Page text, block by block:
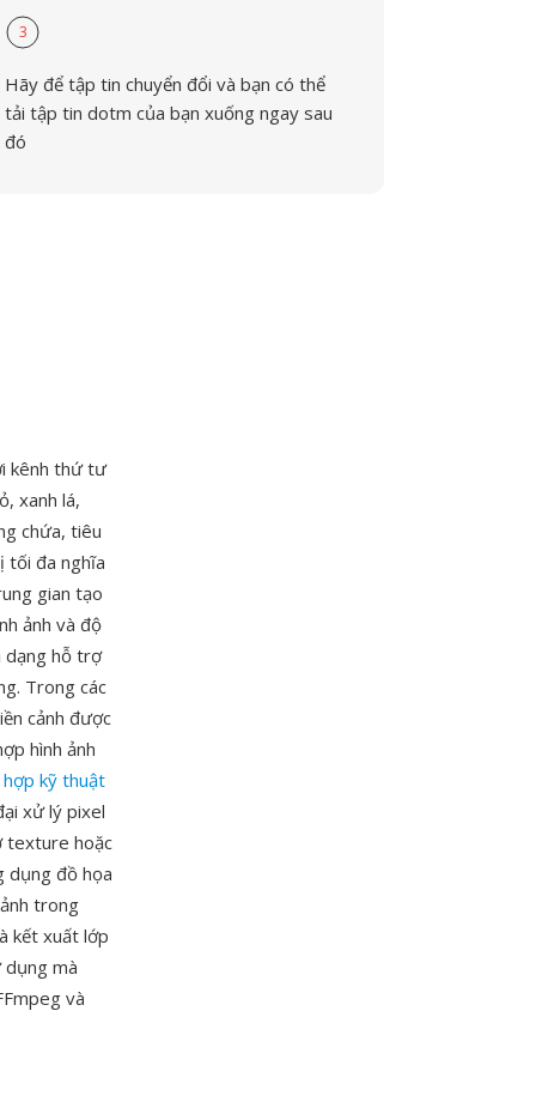
3
Hãy để tập tin chuyển đổi và bạn có thể
tải tập tin dotm của bạn xuống ngay sau
đó
kênh thứ tư
xanh lá,
chứa, tiêu
tối đa nghĩa
gian tạo
ảnh và độ
dạng hỗ trợ
Trong các
cảnh được
hình ảnh
kỹ thuật
xử lý pixel
texture hoặc
dụng đồ họa
trong
kết xuất lớp
dụng mà
và